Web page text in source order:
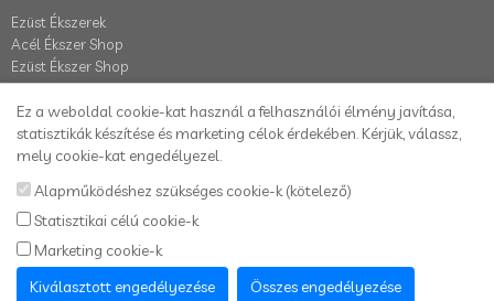
Ezüst Ékszerek
Acél Ékszer Shop
Ezüst Ékszer Shop
Fiók
Elállás a szerződéstől
Kívánságlista
Hírlevél
Karikafülbevaló webáruház
Ez a weboldal cookie-kat használ a felhasználói élmény javítása,
statisztikák készítése és marketing célok érdekében. Kérjük, válassz,
mely cookie-kat engedélyezel.
Alapműködéshez szükséges cookie-k (kötelező)
Statisztikai célú cookie-k
Marketing cookie-k
Kiválasztott engedélyezése
Összes engedélyezése